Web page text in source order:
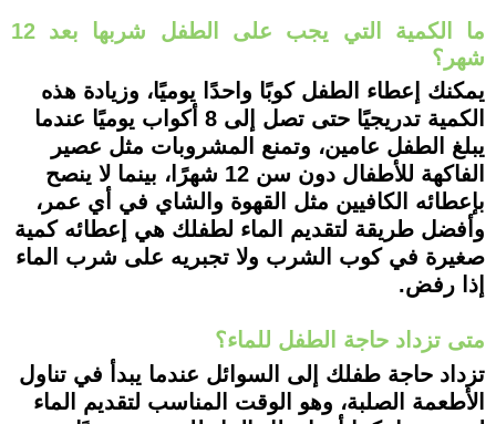
ما الكمية التي يجب على الطفل شربها بعد 12
شهر؟
يمكنك إعطاء الطفل كوبًا واحدًا يوميًا، وزيادة هذه
الكمية تدريجيًا حتى تصل إلى 8 أكواب يوميًا عندما
يبلغ الطفل عامين، وتمنع المشروبات مثل عصير
الفاكهة للأطفال دون سن 12 شهرًا، بينما لا ينصح
بإعطائه الكافيين مثل القهوة والشاي في أي عمر،
وأفضل طريقة لتقديم الماء لطفلك هي إعطائه كمية
صغيرة في كوب الشرب ولا تجبريه على شرب الماء
إذا رفض.
متى تزداد حاجة الطفل للماء؟
تزداد حاجة طفلك إلى السوائل عندما يبدأ في تناول
الأطعمة الصلبة، وهو الوقت المناسب لتقديم الماء